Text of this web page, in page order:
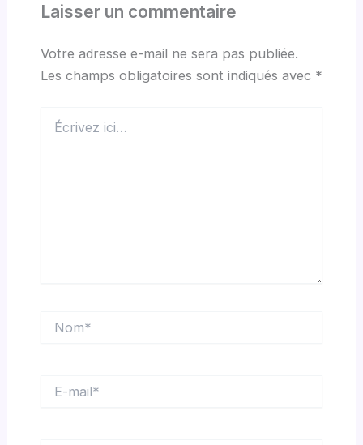
Laisser un commentaire
Votre adresse e-mail ne sera pas publiée.
Les champs obligatoires sont indiqués avec *
ici…
mail*